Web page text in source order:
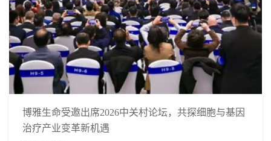
博雅生命受邀出席2026中关村论坛，共探细胞与基因
治疗产业变革新机遇